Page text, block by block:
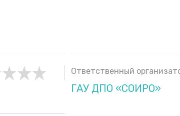
Ответственный
ГАУ ДПО «СОИРО»